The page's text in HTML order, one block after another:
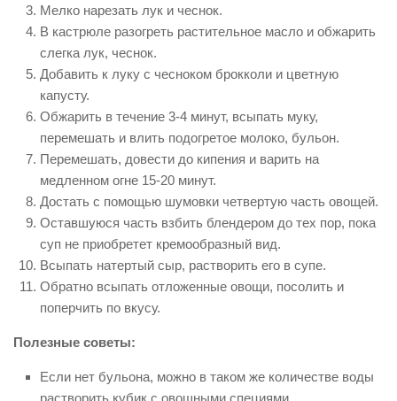
Мелко нарезать лук и чеснок.
В кастрюле разогреть растительное масло и обжарить
слегка лук, чеснок.
Добавить к луку с чесноком брокколи и цветную
капусту.
Обжарить в течение 3-4 минут, всыпать муку,
перемешать и влить подогретое молоко, бульон.
Перемешать, довести до кипения и варить на
медленном огне 15-20 минут.
Достать с помощью шумовки четвертую часть овощей.
Оставшуюся часть взбить блендером до тех пор, пока
суп не приобретет кремообразный вид.
Всыпать натертый сыр, растворить его в супе.
Обратно всыпать отложенные овощи, посолить и
поперчить по вкусу.
Полезные советы:
Если нет бульона, можно в таком же количестве воды
растворить кубик с овощными специями.